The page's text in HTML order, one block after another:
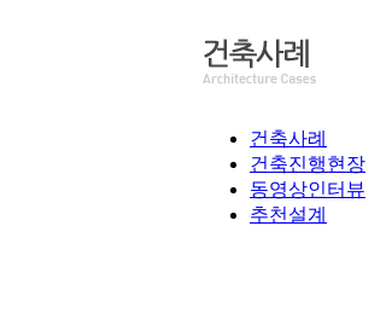
건축사례
건축진행현장
동영상인터뷰
추천설계